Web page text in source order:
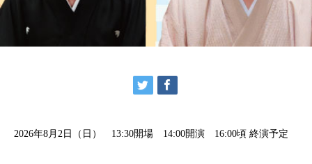
2026年8月2日（日） 13:30開場 14:00開演 16:00頃 終演予定